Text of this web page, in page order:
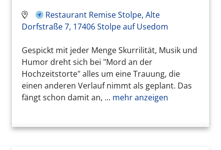
Restaurant Remise Stolpe, Alte
Dorfstraße 7, 17406 Stolpe auf Usedom
Gespickt mit jeder Menge Skurrilität, Musik und
Humor dreht sich bei "Mord an der
Hochzeitstorte" alles um eine Trauung, die
einen anderen Verlauf nimmt als geplant. Das
fängt schon damit an, ... mehr anzeigen